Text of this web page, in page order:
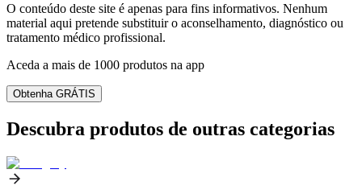
O conteúdo deste site é apenas para fins informativos. Nenhum
material aqui pretende substituir o aconselhamento, diagnóstico ou
tratamento médico profissional.
Aceda a mais de 1000 produtos na app
Obtenha GRÁTIS
Descubra produtos de outras categorias